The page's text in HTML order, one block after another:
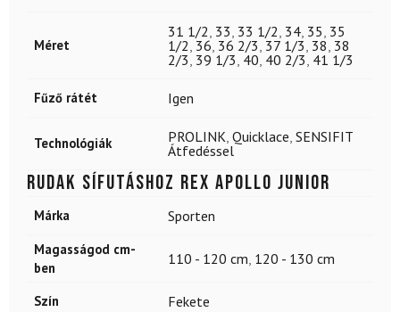
Méret
31 1/2, 33, 33 1/2, 34, 35, 35
1/2, 36, 36 2/3, 37 1/3, 38, 38
2/3, 39 1/3, 40, 40 2/3, 41 1/3
Fűző rátét Igen
Technológiák PROLINK, Quicklace, SENSIFIT
Átfedéssel
Rudak sífutáshoz REX Apollo Junior
Márka Sporten
Magasságod cm-
ben
110 - 120 cm, 120 - 130 cm
Szín Fekete